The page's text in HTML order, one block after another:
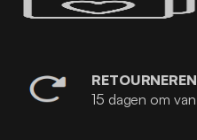
RETOURNEREN
15 dagen om